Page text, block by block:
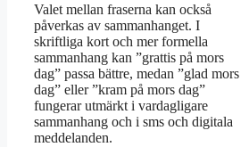
Valet mellan fraserna kan också
påverkas av sammanhanget. I
skriftliga kort och mer formella
sammanhang kan ”grattis på mors
dag” passa bättre, medan ”glad mors
dag” eller ”kram på mors dag”
fungerar utmärkt i vardagligare
sammanhang och i sms och digitala
meddelanden.